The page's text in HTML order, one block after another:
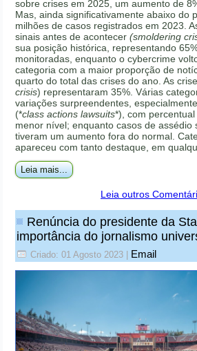
sobre crises em 2025, um aumento de
Mas, ainda significativamente abaixo do
milhões de casos registrados em 2023.
sinais antes de acontecer(smoldering
sua posição histórica, representando
monitoradas, enquanto o cybercrime
categoria com a maior proporção de
quarto do total das crises do ano. As
crisis) representaram 35%. Várias
variações surpreendentes,
(*class actions lawsuits*), com
menor nível; enquanto casos de assédio
tiveram um aumento fora do normal.
apareceu com tanto destaque, em
Leia mais...
Leia outros
Renúncia do presidente da
importância do jornalismo
Criado: 01 Agosto 2023 Email